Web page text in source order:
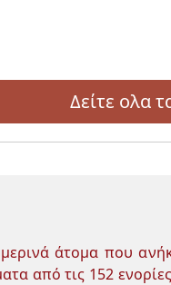
Δείτε ολα
άτομα που
από τις 152